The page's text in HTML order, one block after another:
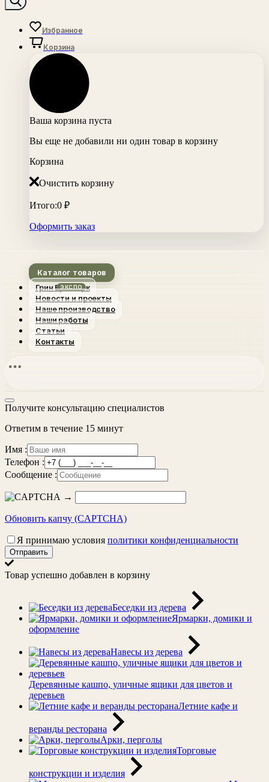
Избранное
Корзина
Ваша корзина пуста
Вы еще не добавили ни один товар в корзину
Корзина
Очистить корзину
Итого:0 ₽
Оформить заказ
Каталог товаров
Грин Вуд Парк
Новости и проекты
Наше производство
Наши работы
Статьи
Контакты
Получите консультацию специалистов
Ответим в течение 15 минут
Имя :
Телефон :
Сообщение :
→
Обновить капчу (CAPTCHA)
Я принимаю условия политики конфиденциальности
Отправить
Товар успешно добавлен в корзину
Беседки из дерева
Ярмарки, домики и
оформление
Навесы из дерева
Деревянные кашпо, уличные ящики для цветов и
деревьев
Летние кафе и
веранды ресторана
Арки, перголы
Торговые
конструкции и изделия